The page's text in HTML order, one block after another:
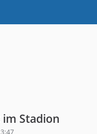
Stadion